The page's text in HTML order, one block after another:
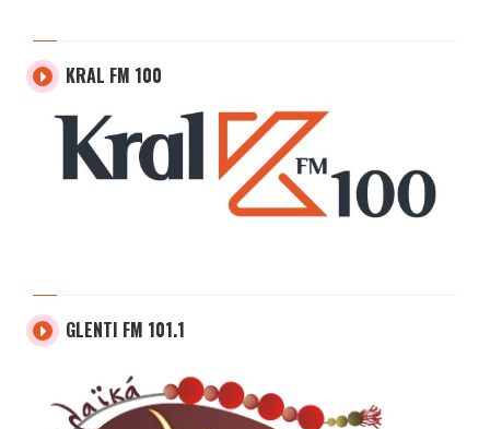
KRAL FM 100
GLENTI FM 101.1